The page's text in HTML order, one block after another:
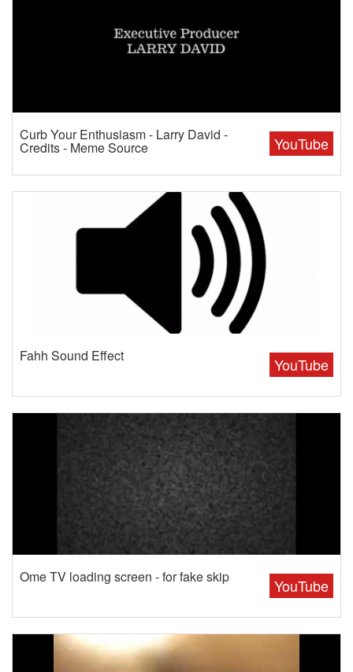
YouTube
Curb Your Enthusiasm - Larry David -
Credits - Meme Source
YouTube
Fahh Sound Effect
YouTube
Ome TV loading screen - for fake skip